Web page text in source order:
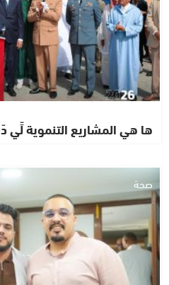
ها هي المشاريع التنموية
صحة